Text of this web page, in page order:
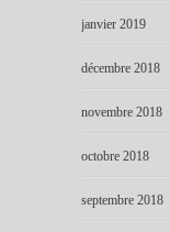
janvier 2019
décembre 2018
novembre 2018
octobre 2018
septembre 2018